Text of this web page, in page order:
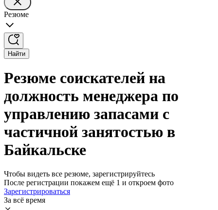
Резюме
Найти
Резюме соискателей на
должность менеджера по
управлению запасами с
частичной занятостью в
Байкальске
Чтобы видеть все резюме, зарегистрируйтесь
После регистрации покажем ещё 1 и откроем фото
Зарегистрироваться
За всё время